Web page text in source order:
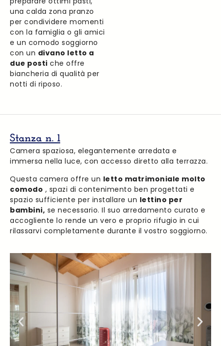
una calda zona pranzo
per condividere momenti
con la famiglia o gli amici
e un comodo soggiorno
con un divano letto a
due posti che offre
biancheria di qualità per
notti di riposo.
Stanza n. 1
Camera spaziosa, elegantemente arredata e
immersa nella luce, con accesso diretto alla terrazza.
Questa camera offre un letto matrimoniale molto
comodo , spazi di contenimento ben progettati e
spazio sufficiente per installare un lettino per
bambini, se necessario. Il suo arredamento curato e
accogliente lo rende un vero e proprio rifugio in cui
rilassarvi completamente durante il vostro soggiorno.